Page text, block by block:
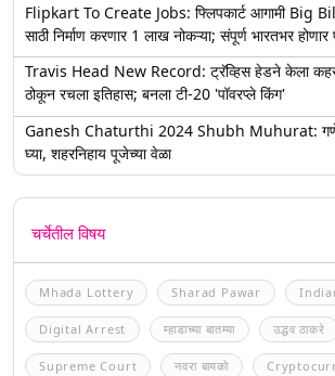
Flipkart To Create Jobs: फ्लिपकार्ट आगामी Big
साठी निर्माण करणार 1 लाख नोकऱ्या; संपूर्ण भारतभर होणार
Travis Head New Record: ट्रॅव्हिस हेडने केला
ठोकून रचला इतिहास; बनला टी-20 'पॉवरप्ले किंग'
Ganesh Chaturthi 2024 Shubh Muhurat: गणेश
घ्या, शहरनिहाय पूजेच्या वेळा
चर्चेतील विषय
Mhada Lottery Sharad Pawar
Digital Arrest म्हाडाच्या बातम्या उद्धव ठाकरे
Supreme Court नवरा बायको